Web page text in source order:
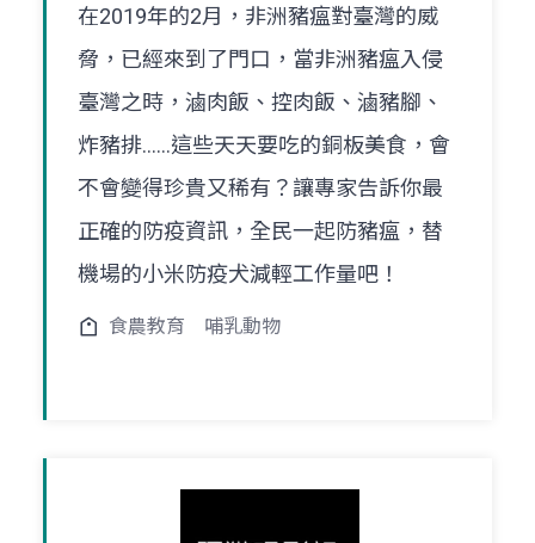
在2019年的2月，非洲豬瘟對臺灣的威
脅，已經來到了門口，當非洲豬瘟入侵
臺灣之時，滷肉飯、控肉飯、滷豬腳、
炸豬排……這些天天要吃的銅板美食，會
不會變得珍貴又稀有？讓專家告訴你最
正確的防疫資訊，全民一起防豬瘟，替
機場的小米防疫犬減輕工作量吧！
食農教育 哺乳動物